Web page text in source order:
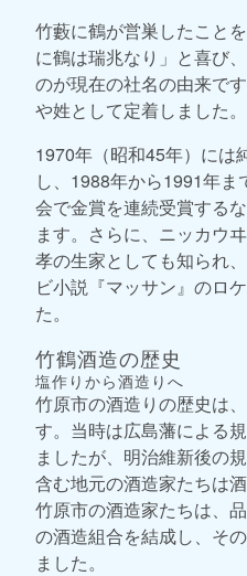
竹藪に鶴が営巣したこと
に鶴は瑞兆なり」と喜び
のが現在の社名の由来で
や姓として定着しました。
1970年（昭和45年）には
し、1988年から1991年
会で金賞を連続受賞する
ます。さらに、ニッカウ
孝の生家としても知られ
ビ小説『マッサン』のロ
た。
竹鶴酒造の歴史
塩作りから酒造りへ
竹原市の酒造りの歴史は
す。当時は広島藩による
ましたが、明治維新後の
含む地元の酒造家たちは
竹原市の酒造家たちは、
の酒造組合を結成し、そ
ました。